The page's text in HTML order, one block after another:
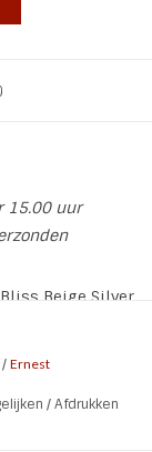
15.00 uur
Beige Silver
/ Ernest
/Afdrukken